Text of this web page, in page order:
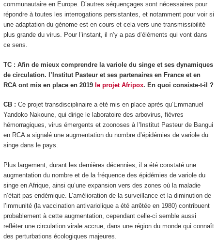
communautaire en Europe. D’autres séquençages sont nécessaires pour
répondre à toutes les interrogations persistantes, et notamment pour voir si
une adaptation du génome est en cours et cela vers une transmissibilité
plus grande du virus. Pour l’instant, il n’y a pas d’éléments qui vont dans
ce sens.
TC : Afin de mieux comprendre la variole du singe et ses dynamiques
de circulation. l’Institut Pasteur et ses partenaires en France et en
RCA ont mis en place en 2019 le projet Afripox. En quoi consiste-t-il ?
CB : Ce projet transdisciplinaire a été mis en place après qu’Emmanuel
Yandoko Nakoune, qui dirige le laboratoire des arbovirus, fièvres
hémorragiques, virus émergents et zoonoses à l’Institut Pasteur de Bangui
en RCA a signalé une augmentation du nombre d’épidémies de variole du
singe dans le pays.
Plus largement, durant les dernières décennies, il a été constaté une
augmentation du nombre et de la fréquence des épidémies de variole du
singe en Afrique, ainsi qu’une expansion vers des zones où la maladie
n’était pas endémique. L’amélioration de la surveillance et la diminution de
l’immunité (la vaccination antivariolique a été arrêtée en 1980) contribuent
probablement à cette augmentation, cependant celle-ci semble aussi
refléter une circulation virale accrue, dans une région du monde qui connaît
des perturbations écologiques majeures.